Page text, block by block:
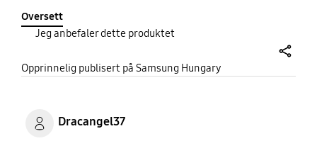
képernyőt. A kivágások pontosak, tökéletesen
illeszkedik a telefonra. Talán annyival lehetne picit
csuklópántot lehet rögzíteni.
Oversett
Jeg anbefaler dette produktet
Opprinnelig publisert på Samsung Hungary
Dracangel37